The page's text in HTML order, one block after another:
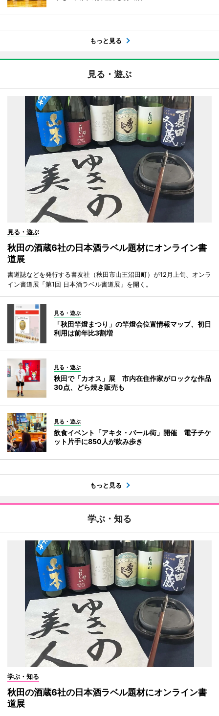
もっと見る
見る・遊ぶ
見る・遊ぶ
秋田の酒蔵6社の日本酒ラベル題材にオンライン書
道展
書道誌などを発行する書友社（秋田市山王沼田町）が12月上旬、オンラ
イン書道展「第1回 日本酒ラベル書道展」を開く。
見る・遊ぶ
「秋田竿燈まつり」の竿燈会位置情報マップ、初日
利用は前年比3割増
見る・遊ぶ
秋田で「カオス」展 市内在住作家がロックな作品
30点、どら焼き販売も
見る・遊ぶ
飲食イベント「アキタ・バール街」開催 電子チケ
ット片手に850人が飲み歩き
もっと見る
学ぶ・知る
学ぶ・知る
秋田の酒蔵6社の日本酒ラベル題材にオンライン書
道展